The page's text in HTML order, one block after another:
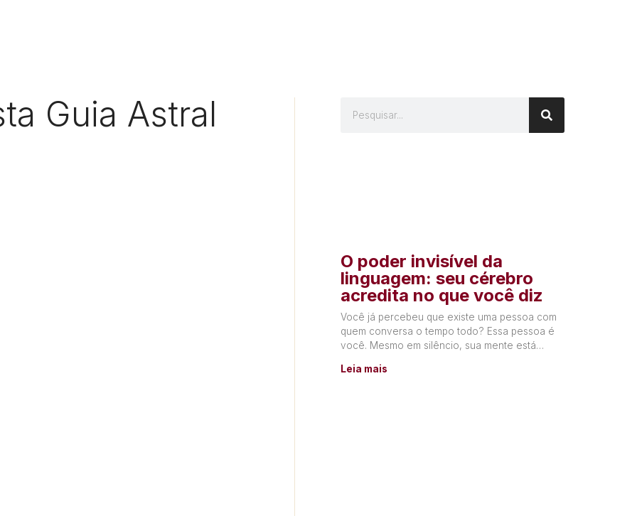
Guia Astral
O poder invisível da
linguagem: seu cérebro
acredita no que você diz
Você já percebeu que existe uma pessoa com
quem conversa o tempo todo? Essa pessoa é
você. Mesmo em silêncio, sua mente está
Leia mais